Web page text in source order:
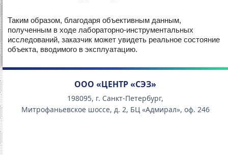
Таким образом, благодаря объективным данным,
полученным в ходе лабораторно-инструментальных
исследований, заказчик может увидеть реальное состояние
объекта, вводимого в эксплуатацию.
ООО «ЦЕНТР «СЭЗ»
198095, г. Санкт-Петербург,
Митрофаньевское шоссе, д. 2, БЦ «Адмирал», оф. 246